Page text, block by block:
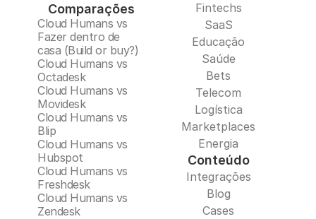
Comparações
Cloud Humans vs
Fazer dentro de
casa (Build or buy?)
Cloud Humans vs
Octadesk
Cloud Humans vs
Movidesk
Cloud Humans vs
Blip
Cloud Humans vs
Hubspot
Cloud Humans vs
Freshdesk
Cloud Humans vs
Zendesk
Fintechs
SaaS
Educação
Saúde
Bets
Telecom
Logística
Marketplaces
Energia
Conteúdo
Integrações
Blog
Cases